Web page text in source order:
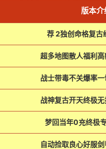
版本介
荐 2独创命格复古
超多地图散人福利
战士带毒不关爆率
战神复古开天终极
梦回当年0充终极
自动捡取良心好服